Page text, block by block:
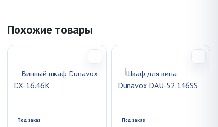
Похожие товары
Под заказ
Под заказ